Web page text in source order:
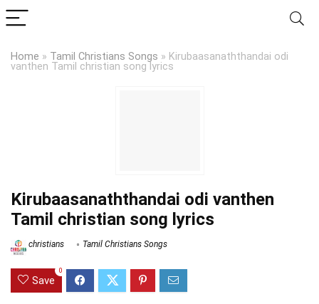
Home » Tamil Christians Songs » Kirubaasanaththandai odi
vanthen Tamil christian song lyrics
Kirubaasanaththandai odi vanthen
Tamil christian song lyrics
christians Tamil Christians Songs
Save
0